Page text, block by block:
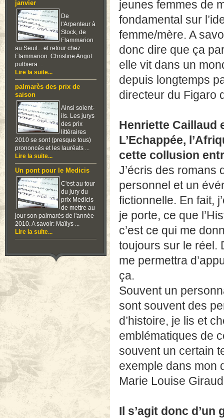
janvier
De
l'Arpenteur à
Stock, de
Flammarion
au Seuil... et retour chez
Flammarion. Christine Angot
pulbiera ...
Lire la suite...
palmarès des prix de
saison
Ainsi soient-
ils. Les jurys
des prix
littéraires
2010 se sont (presque tous)
prononcés et les lauréats ...
Lire la suite...
Un pont pour le Medicis
C'est au tour
du jury du
prix Medicis
de mettre au
jour son palmarès de l'année
2010. A savoir: Maïlys ...
Lire la suite...
jeunes femmes de
fondamental sur
femme/mère. A
donc dire que ça
elle vit dans un
depuis longtemps
directeur du Figaro
Henriette Caillaud
L’Echappée,
cette collusion
J’écris des romans
personnel et un
fictionnelle. En fait,
je porte, ce que
c’est ce qui me
toujours sur le réel.
me permettra
ça.
Souvent un
sont souvent des
d’histoire, je lis et
emblématiques de
souvent un certain
exemple dans mon
Marie Louise
Il s’agit donc